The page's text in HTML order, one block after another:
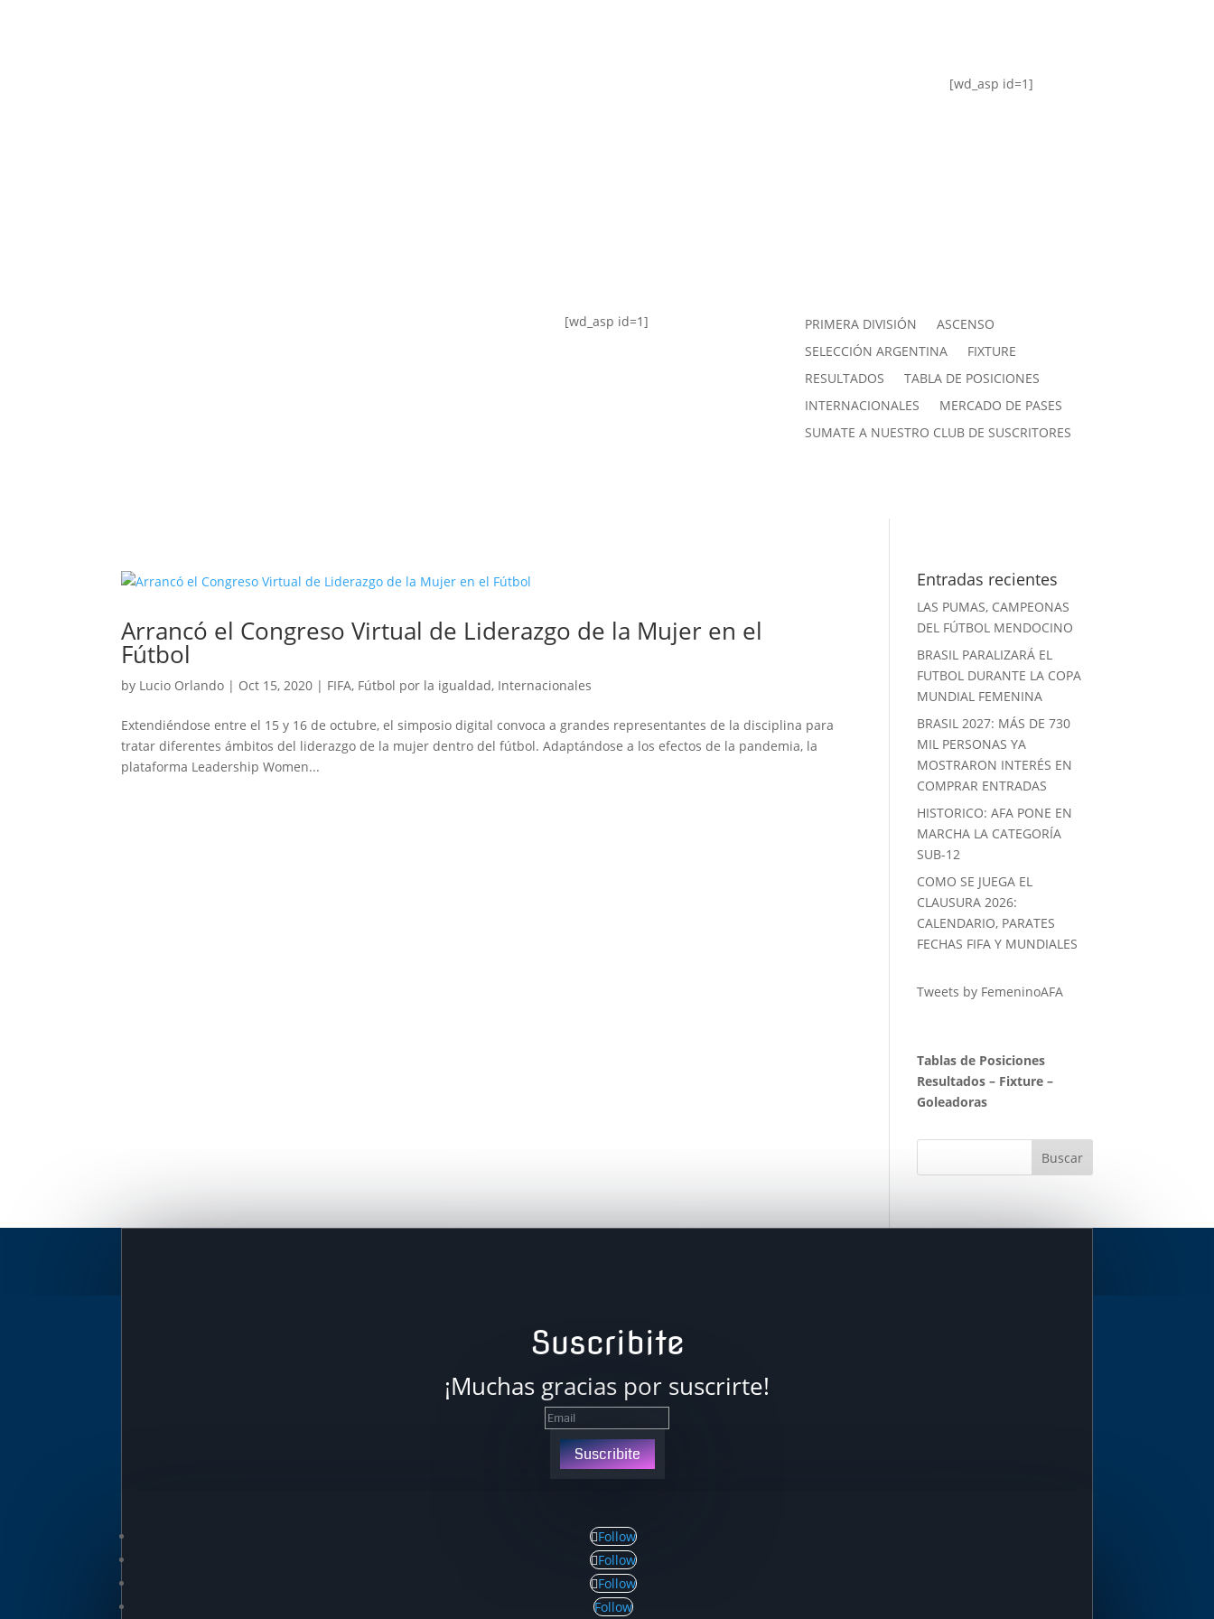
[wd_asp id=1]
[wd_asp id=1] PRIMERA DIVISIÓN
ASCENSO
SELECCIÓN ARGENTINA
FIXTURE
RESULTADOS
TABLA DE POSICIONES
INTERNACIONALES
MERCADO DE PASES
SUMATE A NUESTRO CLUB DE SUSCRITORES
Arrancó el Congreso Virtual de Liderazgo de la Mujer en el
Fútbol
by Lucio Orlando | Oct 15, 2020 | FIFA, Fútbol por la igualdad, Internacionales
Extendiéndose entre el 15 y 16 de octubre, el simposio digital convoca a grandes representantes de la disciplina para
tratar diferentes ámbitos del liderazgo de la mujer dentro del fútbol. Adaptándose a los efectos de la pandemia, la
plataforma Leadership Women...
Entradas recientes
LAS PUMAS, CAMPEONAS
DEL FÚTBOL MENDOCINO
BRASIL PARALIZARÁ EL
FUTBOL DURANTE LA COPA
MUNDIAL FEMENINA
BRASIL 2027: MÁS DE 730
MIL PERSONAS YA
MOSTRARON INTERÉS EN
COMPRAR ENTRADAS
HISTORICO: AFA PONE EN
MARCHA LA CATEGORÍA
SUB-12
COMO SE JUEGA EL
CLAUSURA 2026:
CALENDARIO, PARATES
FECHAS FIFA Y MUNDIALES
Tweets by FemeninoAFA
Tablas de Posiciones
Resultados – Fixture –
Goleadoras
Suscribite
¡Muchas gracias por suscrirte!
Suscribite
Follow
Follow
Follow
Follow